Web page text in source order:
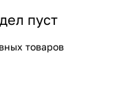
пуст
товаров